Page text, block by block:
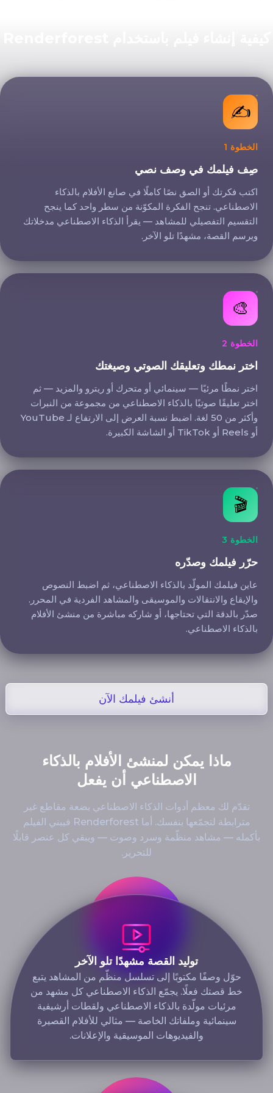
✍️
الخطوة 1
صِف فيلمك في وصف نصي
اكتب فكرتك أو الصق نصًا كاملًا في صانع الأفلام بالذكاء
الاصطناعي. تنجح الفكرة المكوّنة من سطر واحد كما ينجح
التقسيم التفصيلي للمشاهد — يقرأ الذكاء الاصطناعي مدخلاتك
ويرسم القصة، مشهدًا تلو الآخر.
صِف فيلمك في وصف نصي
🎨
الخطوة 2
اختر نمطك وتعليقك الصوتي وصيغتك
اختر نمطًا مرئيًا — سينمائي أو متحرك أو ريترو والمزيد — ثم
اختر تعليقًا صوتيًا بالذكاء الاصطناعي من مجموعة من النبرات
وأكثر من 50 لغة. اضبط نسبة العرض إلى الارتفاع لـ YouTube
اختر نمطك وتعليقك الصوتي وصيغتك
🎬
الخطوة 3
حرّر فيلمك وصدّره
عاين فيلمك المولّد بالذكاء الاصطناعي، ثم اضبط النصوص
والإيقاع والانتقالات والموسيقى والمشاهد الفردية في المحرر.
صدّر بالدقة التي تحتاجها، أو شاركه مباشرة من منشئ الأفلام
بالذكاء الاصطناعي.
حرّر فيلمك وصدّره
أنشئ فيلمك الآن
ماذا يمكن لمنشئ الأفلام بالذكاء
الاصطناعي أن يفعل
تقدّم لك معظم أدوات الذكاء الاصطناعي بضعة مقاطع غير
مترابطة لتجمّعها بنفسك. أما Renderforest فيبني الفيلم
بأكمله — مشاهد منظّمة وسرد وصوت — ويبقي كل عنصر قابلًا
للتحرير.
توليد القصة مشهدًا تلو الآخر
حوّل وصفًا مكتوبًا إلى تسلسل منظّم من المشاهد يتبع
خط قصتك فعلًا. يجمّع الذكاء الاصطناعي كل مشهد من
مرئيات مولّدة بالذكاء الاصطناعي ولقطات أرشيفية
سينمائية وملفاتك الخاصة — مثالي للأفلام القصيرة
والفيديوهات الموسيقية والإعلانات.